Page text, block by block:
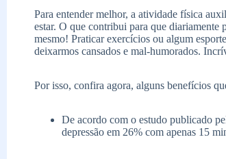
Para entender melhor, a atividade física
estar. O que contribui para que diariamente
mesmo! Praticar exercícios ou algum
deixarmos cansados e mal-humorados.
Por isso, confira agora, alguns benefícios
De acordo com o estudo publicado
depressão em 26% com apenas 15